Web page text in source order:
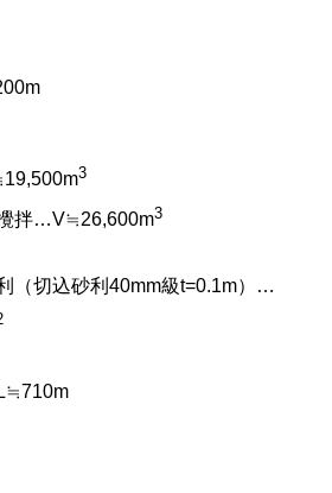
3
拌…V≒26,600m3
（切込砂利40mm級t=0.1m）…